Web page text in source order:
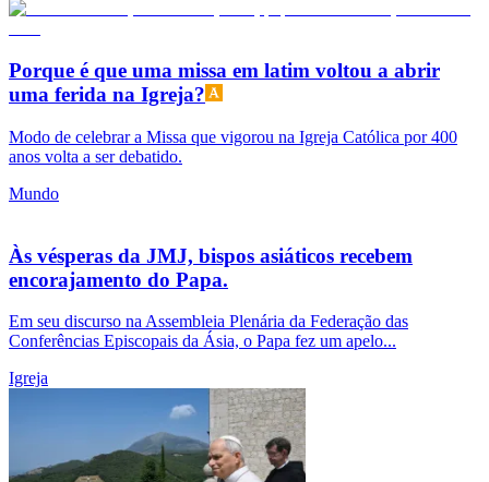
Porque é que uma missa em latim voltou a abrir
uma ferida na Igreja?
Modo de celebrar a Missa que vigorou na Igreja Católica por 400
anos volta a ser debatido.
Mundo
Às vésperas da JMJ, bispos asiáticos recebem
encorajamento do Papa.
Em seu discurso na Assembleia Plenária da Federação das
Conferências Episcopais da Ásia, o Papa fez um apelo...
Igreja